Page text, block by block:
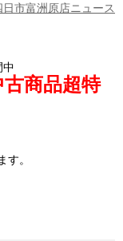
日市富洲原店ニュース
中
古商品超特
。